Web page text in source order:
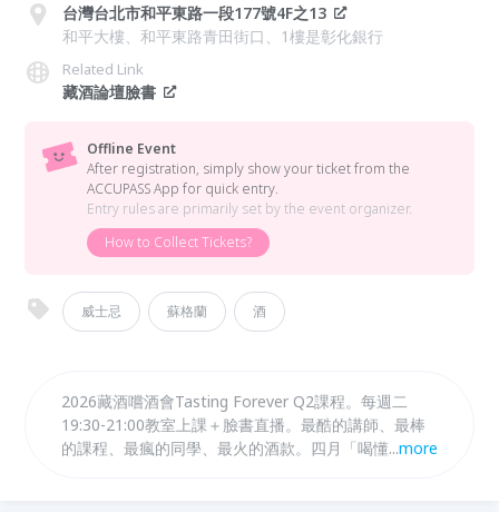
台灣台北市和平東路一段177號4F之13
和平大樓、和平東路青田街口、1樓是彰化銀行
Related Link
藏酒論壇臉書
Offline Event
After registration, simply show your ticket from the
ACCUPASS App for quick entry.
Entry rules are primarily set by the event organizer.
How to Collect Tickets?
威士忌 蘇格蘭 酒
2026藏酒嚐酒會Tasting Forever Q2課程。每週二
19:30-21:00教室上課＋臉書直播。最酷的講師、最棒
的課程、最瘋的同學、最火的酒款。四月「喝懂威士忌
...more